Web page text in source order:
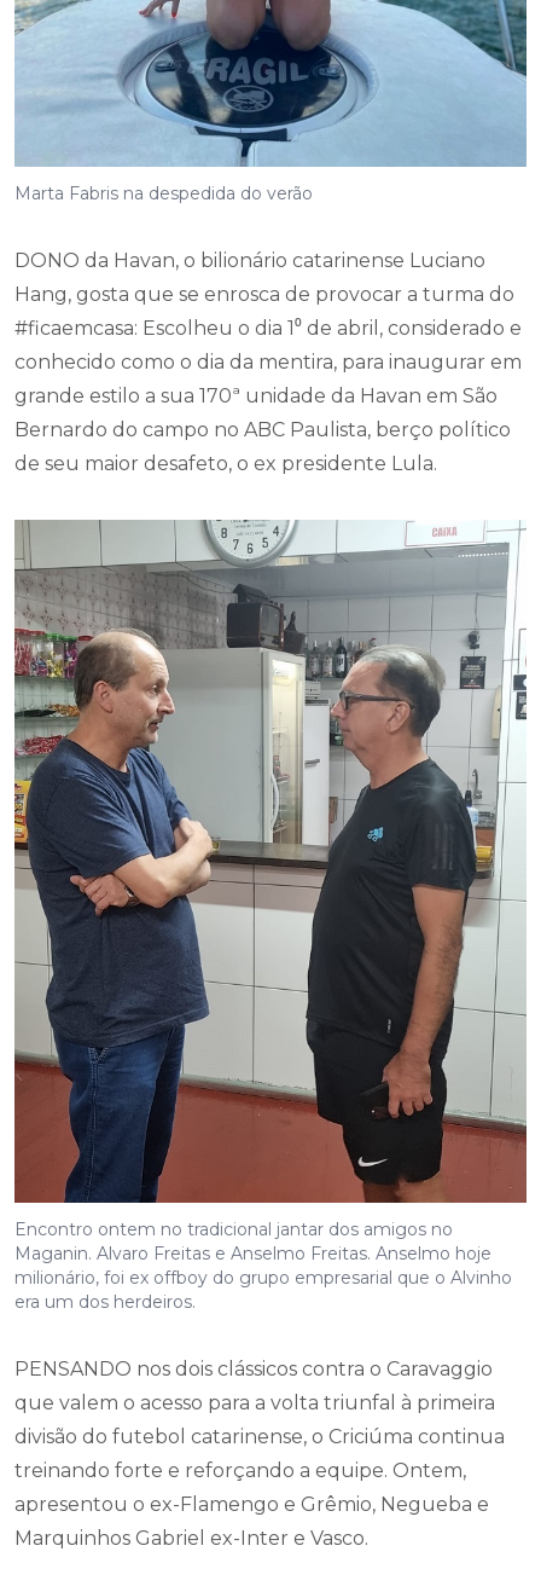
Marta Fabris na despedida do verão
DONO da Havan, o bilionário catarinense Luciano
#ficaemcasa: Escolheu o dia 1⁰ de abril, considerado e
conhecido como o dia da mentira, para inaugurar em
grande estilo a sua 170ª unidade da Havan em São
Bernardo do campo no ABC Paulista, berço político
de seu maior desafeto, o ex presidente Lula.
Encontro ontem no tradicional jantar dos amigos no
Maganin. Alvaro Freitas e Anselmo Freitas. Anselmo hoje
milionário, foi ex offboy do grupo empresarial que o Alvinho
era um dos herdeiros.
PENSANDO nos dois clássicos contra o Caravaggio
divisão do futebol catarinense, o Criciúma continua
treinando forte e reforçando a equipe. Ontem,
apresentou o ex-Flamengo e Grêmio, Negueba e
Marquinhos Gabriel ex-Inter e Vasco.